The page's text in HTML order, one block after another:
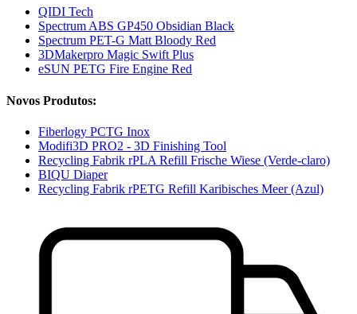
QIDI Tech
Spectrum ABS GP450 Obsidian Black
Spectrum PET-G Matt Bloody Red
3DMakerpro Magic Swift Plus
eSUN PETG Fire Engine Red
Novos Produtos:
Fiberlogy PCTG Inox
Modifi3D PRO2 - 3D Finishing Tool
Recycling Fabrik rPLA Refill Frische Wiese (Verde-claro)
BIQU Diaper
Recycling Fabrik rPETG Refill Karibisches Meer (Azul)